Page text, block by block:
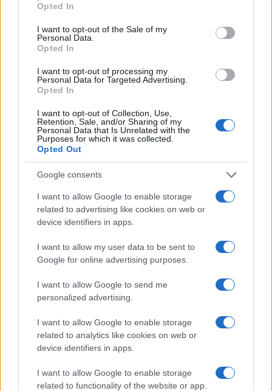
use your data for below specified purposes in below Google
consent section.
Opted In
I want to opt-out of the Sale of my
Personal Data.
Opted In
I want to opt-out of processing my
Personal Data for Targeted Advertising.
Opted In
I want to opt-out of Collection, Use,
Retention, Sale, and/or Sharing of my
Personal Data that Is Unrelated with the
Purposes for which it was collected.
Opted Out
Google consents
I want to allow Google to enable storage
related to advertising like cookies on web or
device identifiers in apps.
I want to allow my user data to be sent to
Google for online advertising purposes.
I want to allow Google to send me
personalized advertising.
I want to allow Google to enable storage
related to analytics like cookies on web or
device identifiers in apps.
I want to allow Google to enable storage
related to functionality of the website or app.
Continua a leggere
CALCIO